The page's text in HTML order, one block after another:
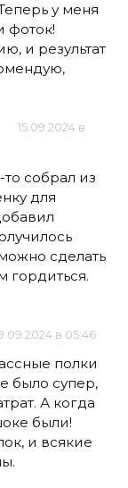
у меня
фоток!
и результат
15.09.2024 в
собрал из
для
сделать
гордиться.
в 05:46
полки
было супер,
А когда
были!
и всякие